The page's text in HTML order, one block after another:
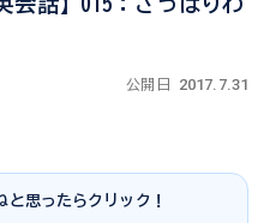
公開日 2017.7.31
と思ったらクリック！